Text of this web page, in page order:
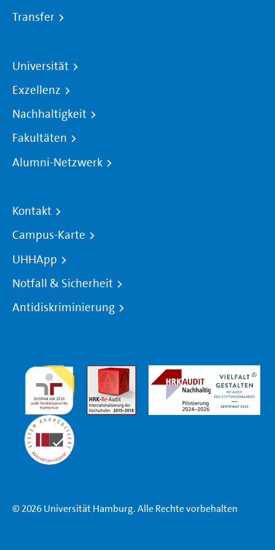
Transfer
Universität
Exzellenz
Nachhaltigkeit
Fakultäten
Alumni-Netzwerk
Kontakt
Campus-Karte
UHHApp
Notfall & Sicherheit
Antidiskriminierung
© 2026 Universität Hamburg. Alle Rechte vorbehalten